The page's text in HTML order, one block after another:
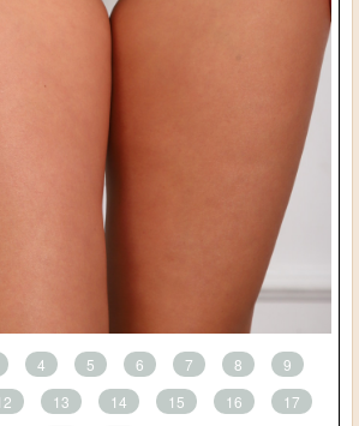
4 5 6 7 8
9
13 14 15 16
17